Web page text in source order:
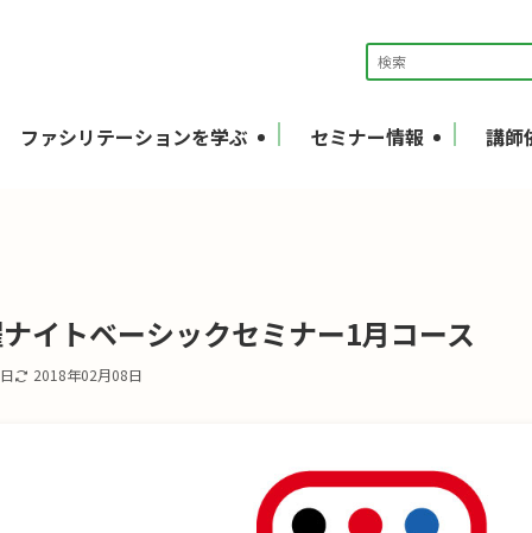
ファシリテーションを学ぶ セミナー情報 講師
ナイトベーシックセミナー1月コース
2018年02月08日